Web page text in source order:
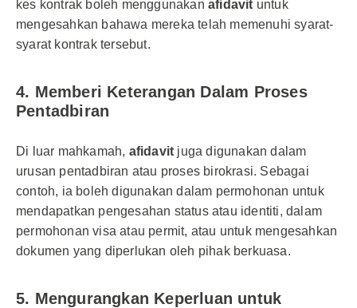
kes kontrak boleh menggunakan afidavit untuk
mengesahkan bahawa mereka telah memenuhi syarat-
syarat kontrak tersebut.
4. Memberi Keterangan Dalam Proses
Pentadbiran
Di luar mahkamah, afidavit juga digunakan dalam
urusan pentadbiran atau proses birokrasi. Sebagai
contoh, ia boleh digunakan dalam permohonan untuk
mendapatkan pengesahan status atau identiti, dalam
permohonan visa atau permit, atau untuk mengesahkan
dokumen yang diperlukan oleh pihak berkuasa.
5. Mengurangkan Keperluan untuk